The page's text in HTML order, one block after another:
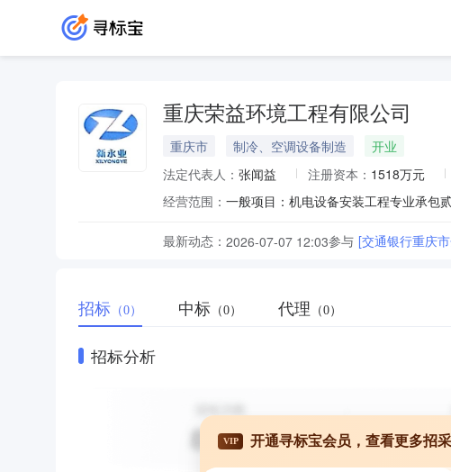
重庆荣益环境工程有限公司
重庆市 制冷、空调设备制造
开业
法定代表人： 张闻益 注册资本： 1518万元
经营范围：
最新动态： 2026-07-07 12:03参与 [交通银行重庆
招标 （0） 中标 （0） 代理 （0）
招标分析
VIP 开通寻标宝会员，查看更多招